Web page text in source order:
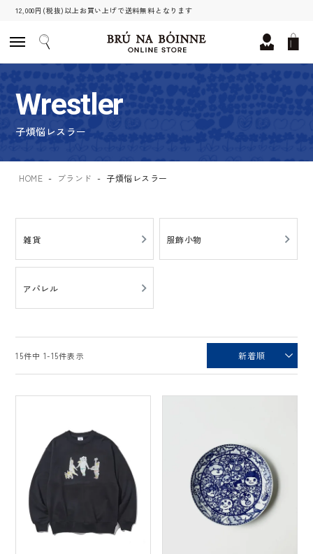
12,000円(税抜)以上お買い上げで送料無料となります
Wrestler
子煩悩レスラー
HOME ブランド 子煩悩レスラー
雑貨 服飾小物
アパレル
新着順
15件中 1-15件表示